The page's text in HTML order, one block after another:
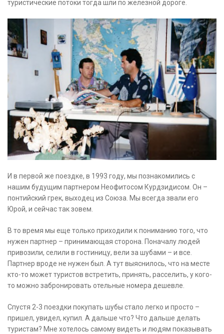
туристические потоки тогда шли по железной дороге.
И в первой же поездке, в 1993 году, мы познакомились с
нашим будущим партнером Неофитосом Курдзидисом. Он –
понтийский грек, выходец из Союза. Мы всегда звали его
Юрой, и сейчас так зовем.
В то время мы еще только приходили к пониманию того, что
нужен партнер – принимающая сторона. Поначалу людей
привозили, селили в гостиницу, вели за шубами – и все.
Партнер вроде не нужен был. А тут выяснилось, что на месте
кто-то может туристов встретить, принять, расселить, у кого-
то можно забронировать отельные номера дешевле.
Спустя 2-3 поездки покупать шубы стало легко и просто –
пришел, увидел, купил. А дальше что? Что дальше делать
туристам? Мне хотелось самому видеть и людям показывать